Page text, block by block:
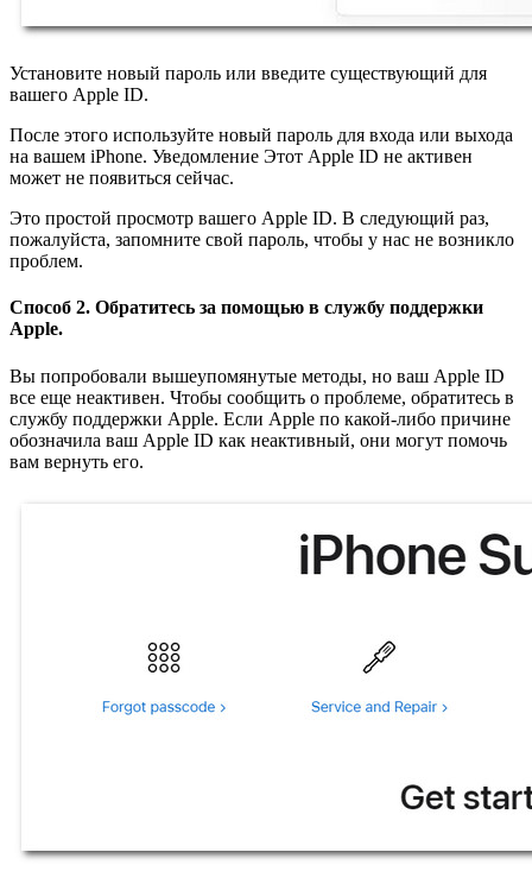
Установите новый пароль или введите существующий для
вашего Apple ID.
После этого используйте новый пароль для входа или выхода
на вашем iPhone. Уведомление Этот Apple ID не активен
может не появиться сейчас.
Это простой просмотр вашего Apple ID. В следующий раз,
пожалуйста, запомните свой пароль, чтобы у нас не возникло
проблем.
Способ 2. Обратитесь за помощью в службу поддержки
Apple.
Вы попробовали вышеупомянутые методы, но ваш Apple ID
все еще неактивен. Чтобы сообщить о проблеме, обратитесь в
службу поддержки Apple. Если Apple по какой-либо причине
обозначила ваш Apple ID как неактивный, они могут помочь
вам вернуть его.